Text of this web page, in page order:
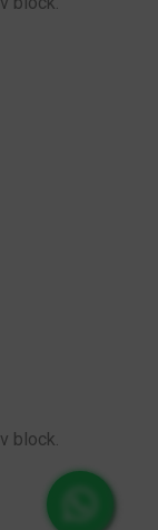
block.